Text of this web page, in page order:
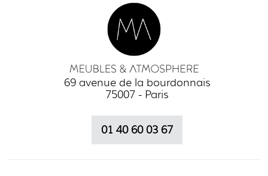
69 avenue de la bourdonnais
75007 - Paris
01 40 60 03 67